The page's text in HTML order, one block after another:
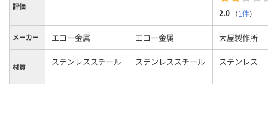
評価
2.0 （1件）
メーカー エコー金属 エコー金属 大屋製作所
材質 ステンレススチール ステンレススチール ステンレス